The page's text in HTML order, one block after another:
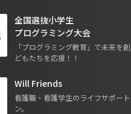
全国選抜小学生
プログラミング大会
「プログラミング教育」で未来を
どもたちを応援！！
Will Friends
看護職・看護学生のライフサポー
ン。